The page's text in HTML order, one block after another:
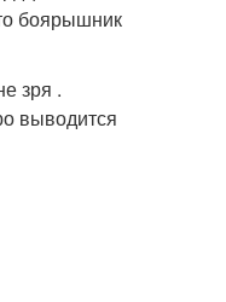
боярышник
зря .
выводится